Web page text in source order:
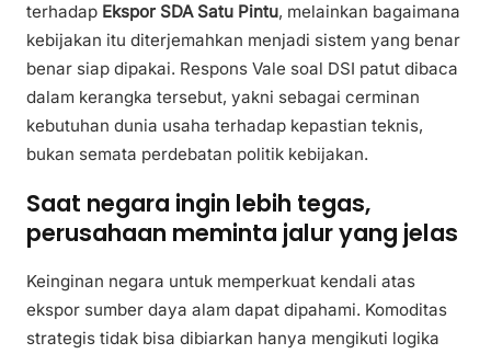
terhadap Ekspor SDA Satu Pintu, melainkan bagaimana
kebijakan itu diterjemahkan menjadi sistem yang benar
benar siap dipakai. Respons Vale soal DSI patut dibaca
dalam kerangka tersebut, yakni sebagai cerminan
kebutuhan dunia usaha terhadap kepastian teknis,
bukan semata perdebatan politik kebijakan.
Saat negara ingin lebih tegas,
perusahaan meminta jalur yang jelas
Keinginan negara untuk memperkuat kendali atas
ekspor sumber daya alam dapat dipahami. Komoditas
strategis tidak bisa dibiarkan hanya mengikuti logika